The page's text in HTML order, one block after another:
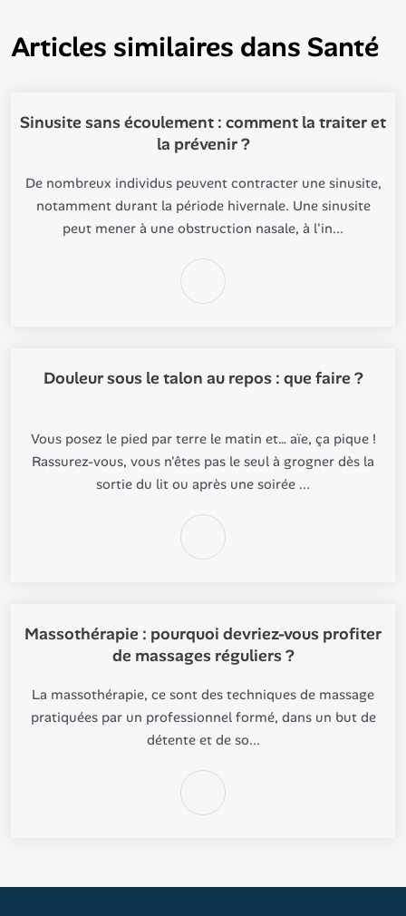
Articles similaires dans Santé
Sinusite sans écoulement : comment la traiter et
la prévenir ?
De nombreux individus peuvent contracter une sinusite,
notamment durant la période hivernale. Une sinusite
peut mener à une obstruction nasale, à l'in...
Douleur sous le talon au repos : que faire ?
Vous posez le pied par terre le matin et… aïe, ça pique !
Rassurez-vous, vous n'êtes pas le seul à grogner dès la
sortie du lit ou après une soirée ...
Massothérapie : pourquoi devriez-vous profiter
de massages réguliers ?
La massothérapie, ce sont des techniques de massage
pratiquées par un professionnel formé, dans un but de
détente et de so...